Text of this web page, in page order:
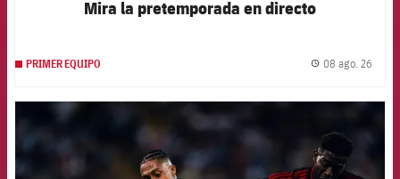
Mira la pretemporada en directo
PRIMER EQUIPO 08 ago. 26
FCB Barcelona badge